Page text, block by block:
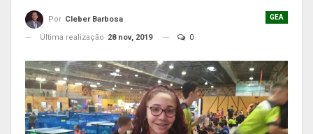
GEA
Por Cleber Barbosa
Última realização 28 nov, 2019 0